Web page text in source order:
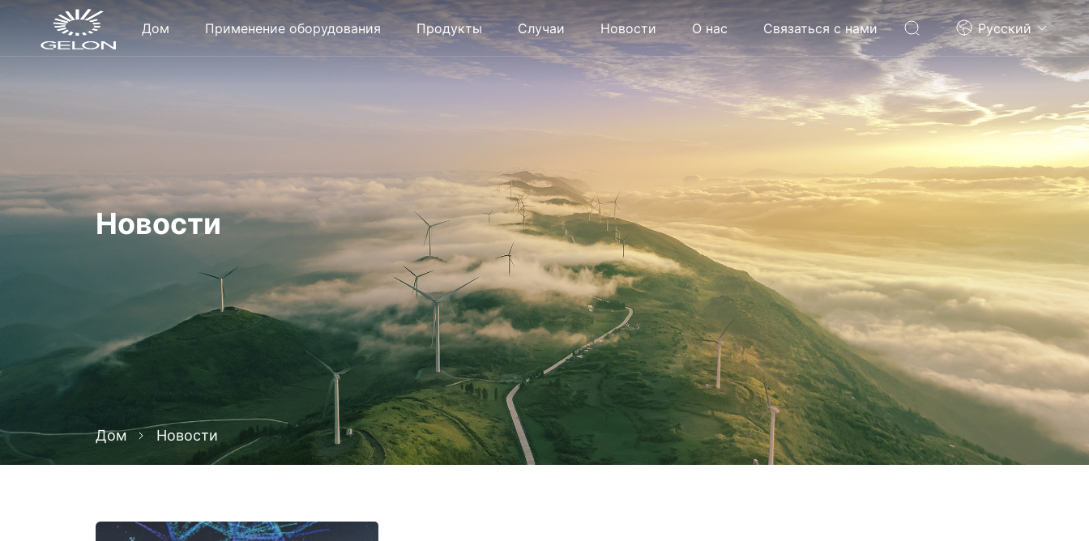
Дом Применение оборудования Продукты Случаи Новости О нас Связаться с нами Pусский
Новости
Дом Новости